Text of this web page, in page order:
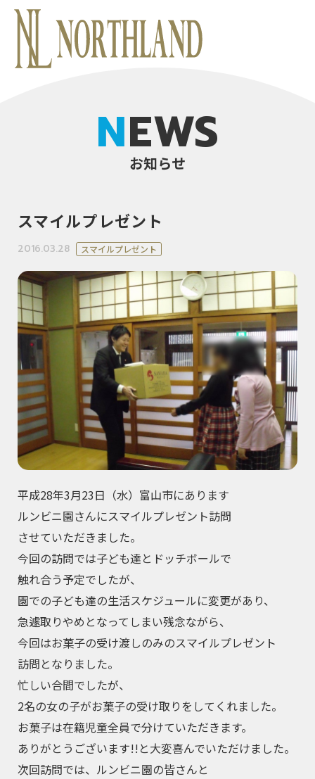
NEWS
お知らせ
スマイルプレゼント
2016.03.28 スマイルプレゼント
平成28年3月23日（水）富山市にあります
ルンビニ園さんにスマイルプレゼント訪問
させていただきました。
今回の訪問では子ども達とドッチボールで
触れ合う予定でしたが、
園での子ども達の生活スケジュールに変更があり、
急遽取りやめとなってしまい残念ながら、
今回はお菓子の受け渡しのみのスマイルプレゼント
訪問となりました。
忙しい合間でしたが、
2名の女の子がお菓子の受け取りをしてくれました。
お菓子は在籍児童全員で分けていただきます。
ありがとうございます!!と大変喜んでいただけました。
次回訪問では、ルンビニ園の皆さんと